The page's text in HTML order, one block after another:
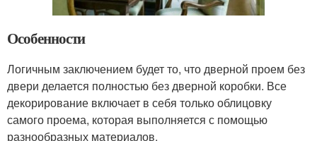
Особенности
Логичным заключением будет то, что дверной проем без
двери делается полностью без дверной коробки. Все
декорирование включает в себя только облицовку
самого проема, которая выполняется с помощью
разнообразных материалов.